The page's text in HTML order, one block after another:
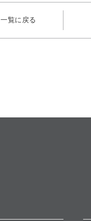
一覧に戻る